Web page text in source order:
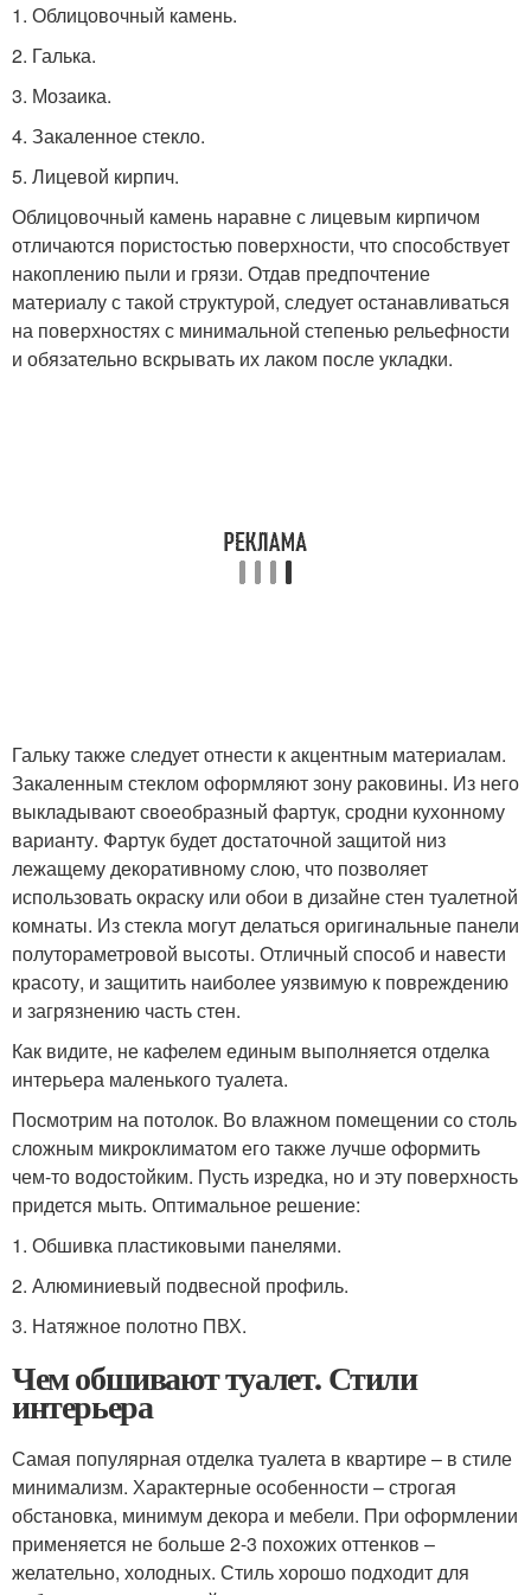
1. Облицовочный камень.
2. Галька.
3. Мозаика.
4. Закаленное стекло.
5. Лицевой кирпич.
Облицовочный камень наравне с лицевым кирпичом
отличаются пористостью поверхности, что способствует
накоплению пыли и грязи. Отдав предпочтение
материалу с такой структурой, следует останавливаться
на поверхностях с минимальной степенью рельефности
и обязательно вскрывать их лаком после укладки.
Гальку также следует отнести к акцентным материалам.
Закаленным стеклом оформляют зону раковины. Из него
выкладывают своеобразный фартук, сродни кухонному
варианту. Фартук будет достаточной защитой низ
лежащему декоративному слою, что позволяет
использовать окраску или обои в дизайне стен туалетной
комнаты. Из стекла могут делаться оригинальные панели
полутораметровой высоты. Отличный способ и навести
красоту, и защитить наиболее уязвимую к повреждению
и загрязнению часть стен.
Как видите, не кафелем единым выполняется отделка
интерьера маленького туалета.
Посмотрим на потолок. Во влажном помещении со столь
сложным микроклиматом его также лучше оформить
чем-то водостойким. Пусть изредка, но и эту поверхность
придется мыть. Оптимальное решение:
1. Обшивка пластиковыми панелями.
2. Алюминиевый подвесной профиль.
3. Натяжное полотно ПВХ.
Чем обшивают туалет. Стили
интерьера
Самая популярная отделка туалета в квартире – в стиле
минимализм. Характерные особенности – строгая
обстановка, минимум декора и мебели. При оформлении
применяется не больше 2-3 похожих оттенков –
желательно, холодных. Стиль хорошо подходит для